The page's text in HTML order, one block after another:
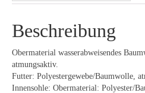
Kopfbedeckungen
Filzhüte
Lederhüte
Beschreibung
Obermaterial wasserabweisendes
atmungsaktiv.
Futter: Polyestergewebe/Baumwolle,
Innensohle: Obermaterial: Polyester/